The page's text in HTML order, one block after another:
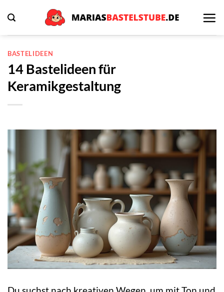
Inhalt
springen
BASTELIDEEN
14 Bastelideen für
Keramikgestaltung